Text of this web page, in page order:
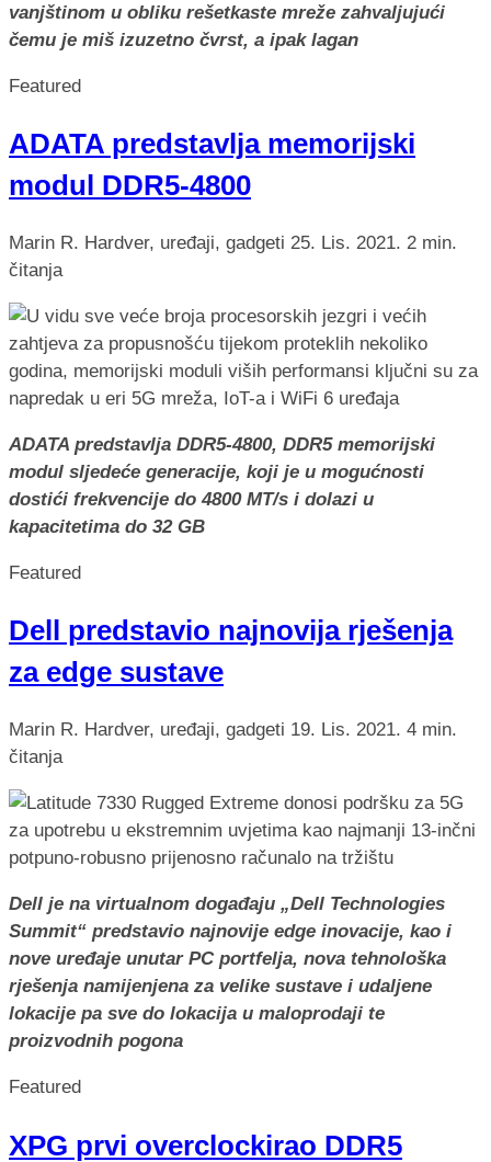
vanjštinom u obliku rešetkaste mreže zahvaljujući
čemu je miš izuzetno čvrst, a ipak lagan
Featured
ADATA predstavlja memorijski
modul DDR5-4800
Marin R. Hardver, uređaji, gadgeti 25. Lis. 2021. 2 min.
čitanja
ADATA predstavlja DDR5-4800, DDR5 memorijski
modul sljedeće generacije, koji je u mogućnosti
dostići frekvencije do 4800 MT/s i dolazi u
kapacitetima do 32 GB
Featured
Dell predstavio najnovija rješenja
za edge sustave
Marin R. Hardver, uređaji, gadgeti 19. Lis. 2021. 4 min.
čitanja
Dell je na virtualnom događaju „Dell Technologies
Summit“ predstavio najnovije edge inovacije, kao i
nove uređaje unutar PC portfelja, nova tehnološka
rješenja namijenjena za velike sustave i udaljene
lokacije pa sve do lokacija u maloprodaji te
proizvodnih pogona
Featured
XPG prvi overclockirao DDR5